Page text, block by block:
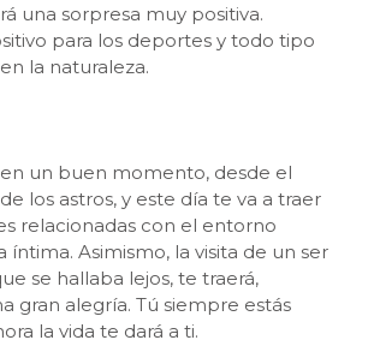
una sorpresa muy positiva.
para los deportes y todo tipo
la naturaleza.
un buen momento, desde el
los astros, y este día te va a traer
relacionadas con el entorno
íntima. Asimismo, la visita de un ser
se hallaba lejos, te traerá,
gran alegría. Tú siempre estás
la vida te dará a ti.